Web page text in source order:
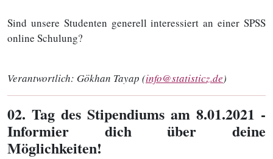
Sind unsere Studenten generell interessiert an einer SPSS
online Schulung?
Verantwortlich: Gökhan Tayap (info@statisticz.de)
02. Tag des Stipendiums am 8.01.2021 -
Informier dich über deine
Möglichkeiten!